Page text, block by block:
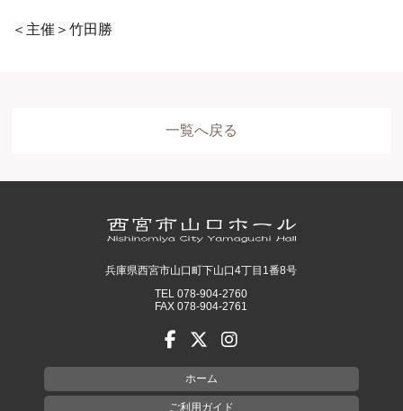
＜主催＞竹田勝
一覧へ戻る
兵庫県西宮市山口町下山口4丁目1番8号
TEL 078-904-2760
FAX 078-904-2761
ホーム
ご利用ガイド